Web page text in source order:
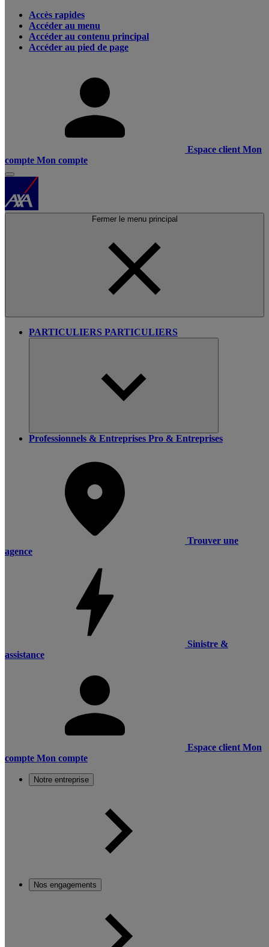
Accès rapides
Accéder au menu
Accéder au contenu principal
Accéder au pied de page
Espace client Mon
compte Mon compte
Fermer le menu principal
PARTICULIERS PARTICULIERS
Professionnels & Entreprises Pro & Entreprises
Trouver une
agence
Sinistre &
assistance
Espace client Mon
compte Mon compte
Notre entreprise
Nos engagements